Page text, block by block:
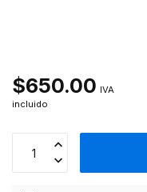
$650.00 IVA
incluido